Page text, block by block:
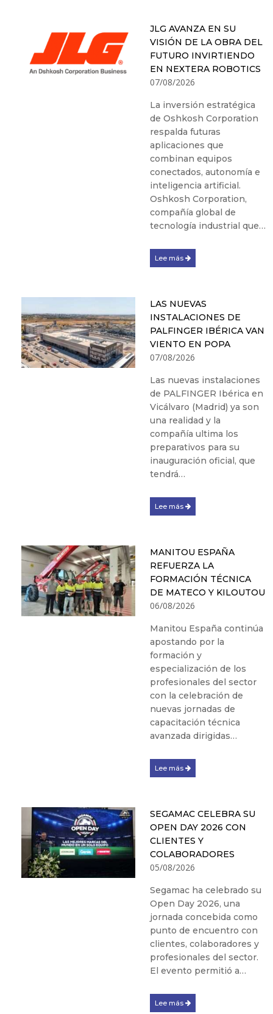
JLG AVANZA EN SU
VISIÓN DE LA OBRA DEL
FUTURO INVIRTIENDO
EN NEXTERA ROBOTICS
07/08/2026
La inversión estratégica
de Oshkosh Corporation
respalda futuras
aplicaciones que
combinan equipos
conectados, autonomía e
inteligencia artificial.
Oshkosh Corporation,
compañía global de
tecnología industrial que…
Lee más
LAS NUEVAS
INSTALACIONES DE
PALFINGER IBÉRICA VAN
VIENTO EN POPA
07/08/2026
Las nuevas instalaciones
de PALFINGER Ibérica en
Vicálvaro (Madrid) ya son
una realidad y la
compañía ultima los
preparativos para su
inauguración oficial, que
tendrá…
Lee más
MANITOU ESPAÑA
REFUERZA LA
FORMACIÓN TÉCNICA
DE MATECO Y KILOUTOU
06/08/2026
Manitou España continúa
apostando por la
formación y
especialización de los
profesionales del sector
con la celebración de
nuevas jornadas de
capacitación técnica
avanzada dirigidas…
Lee más
SEGAMAC CELEBRA SU
OPEN DAY 2026 CON
CLIENTES Y
COLABORADORES
05/08/2026
Segamac ha celebrado su
Open Day 2026, una
jornada concebida como
punto de encuentro con
clientes, colaboradores y
profesionales del sector.
El evento permitió a…
Lee más